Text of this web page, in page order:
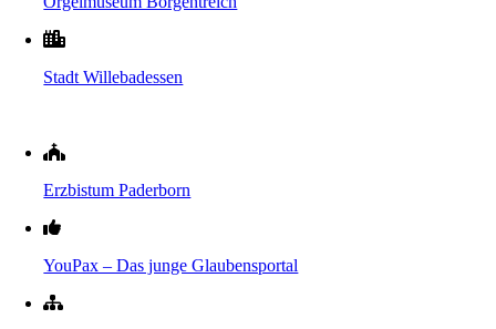
Stadt Willebadessen
Erzbistum Paderborn
YouPax – Das junge Glaubensportal